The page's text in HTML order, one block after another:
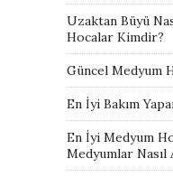
Uzaktan Büyü
Hocalar Kimdir?
Güncel Medyum
En İyi Bakım
En İyi Medyum
Medyumlar Nasıl